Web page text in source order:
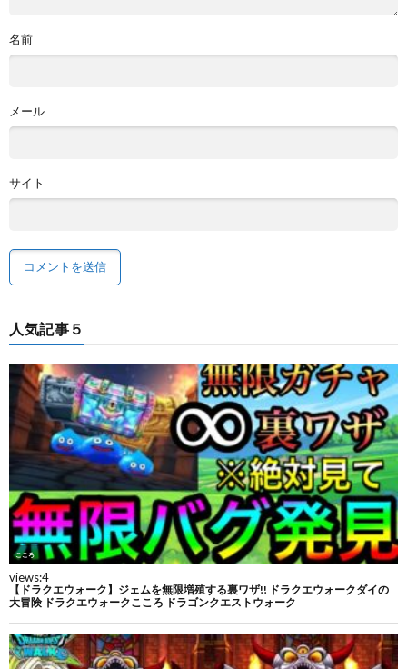
名前
メール
サイト
人気記事５